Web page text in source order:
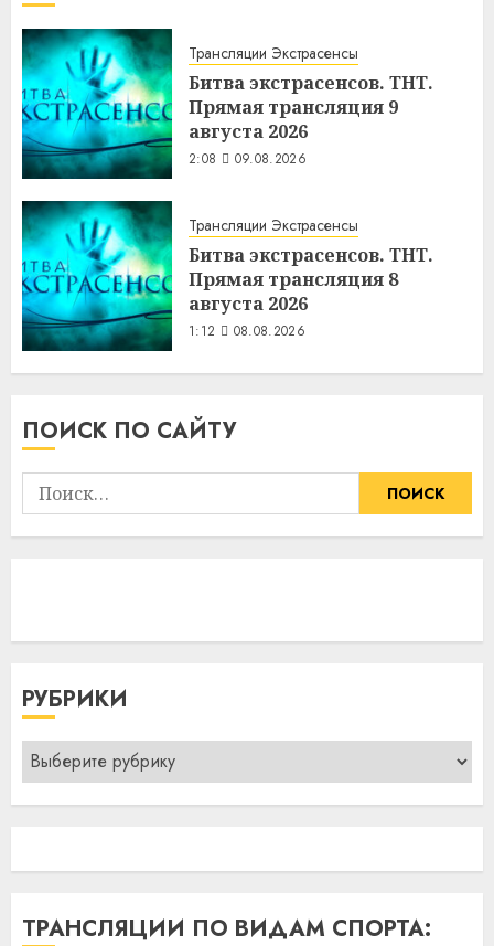
Трансляции Экстрасенсы
Битва экстрасенсов. ТНТ.
Прямая трансляция 9
августа 2026
2:08 09.08.2026
Трансляции Экстрасенсы
Битва экстрасенсов. ТНТ.
Прямая трансляция 8
августа 2026
1:12 08.08.2026
ПОИСК ПО САЙТУ
Найти:
РУБРИКИ
Рубрики
ТРАНСЛЯЦИИ ПО ВИДАМ СПОРТА: